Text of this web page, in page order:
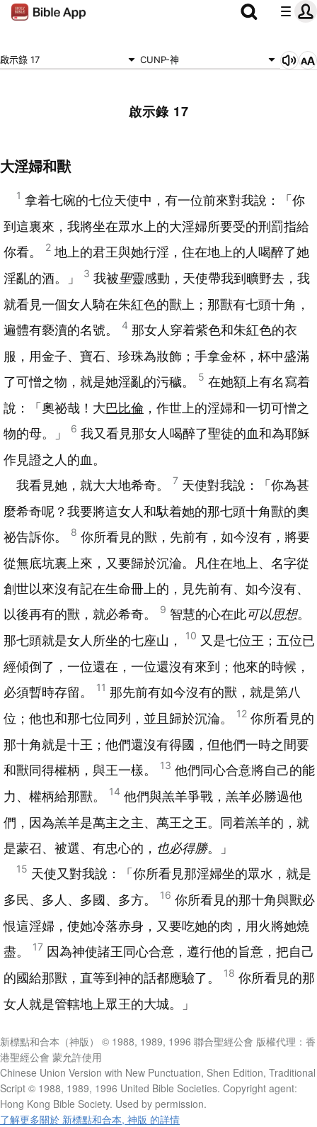
啟示錄 17 CUNP-神
啟示錄 17
大淫婦和獸
1 拿着七碗的七位天使中，有一位前來對我說：「你
到這裏來，我將坐在眾水上的大淫婦所要受的刑罰指給
你看。
2 地上的君王與她行淫，住在地上的人喝醉了她
淫亂的酒。」
3 我被聖靈感動，天使帶我到曠野去，我
就看見一個女人騎在朱紅色的獸上；那獸有七頭十角，
遍體有褻瀆的名號。
4 那女人穿着紫色和朱紅色的衣
服，用金子、寶石、珍珠為妝飾；手拿金杯，杯中盛滿
了可憎之物，就是她淫亂的污穢。
5 在她額上有名寫着
說：「奧祕哉！大巴比倫 ，作世上的淫婦和一切可憎之
物的母。」
6 我又看見那女人喝醉了聖徒的血和為耶穌
作見證之人的血。
我看見她，就大大地希奇。
7 天使對我說：「你為甚
麼希奇呢？我要將這女人和馱着她的那七頭十角獸的奧
祕告訴你。
8 你所看見的獸，先前有，如今沒有，將要
從無底坑裏上來，又要歸於沉淪。凡住在地上、名字從
創世以來沒有記在生命冊上的，見先前有、如今沒有、
以後再有的獸，就必希奇。
9 智慧的心在此可以思想。
那七頭就是女人所坐的七座山，
10 又是七位王；五位已
經傾倒了，一位還在，一位還沒有來到；他來的時候，
必須暫時存留。
11 那先前有如今沒有的獸，就是第八
位；他也和那七位同列，並且歸於沉淪。
12 你所看見的
那十角就是十王；他們還沒有得國，但他們一時之間要
和獸同得權柄，與王一樣。
13 他們同心合意將自己的能
力、權柄給那獸。
14 他們與羔羊爭戰，羔羊必勝過他
們，因為羔羊是萬主之主、萬王之王。同着羔羊的，就
是蒙召、被選、有忠心的， 也必得勝。」
15 天使又對我說：「你所看見那淫婦坐的眾水，就是
多民、多人、多國、多方。
16 你所看見的那十角與獸必
恨這淫婦，使她冷落赤身，又要吃她的肉，用火將她燒
盡。
17 因為神使諸王同心合意，遵行他的旨意，把自己
的國給那獸，直等到神的話都應驗了。
18 你所看見的那
女人就是管轄地上眾王的大城。」
新標點和合本（神版） © 1988, 1989, 1996 聯合聖經公會 版權代理：香
港聖經公會 蒙允許使用
Chinese Union Version with New Punctuation, Shen Edition, Traditional
Script © 1988, 1989, 1996 United Bible Societies. Copyright agent:
Hong Kong Bible Society. Used by permission.
了解更多關於 新標點和合本, 神版 的詳情